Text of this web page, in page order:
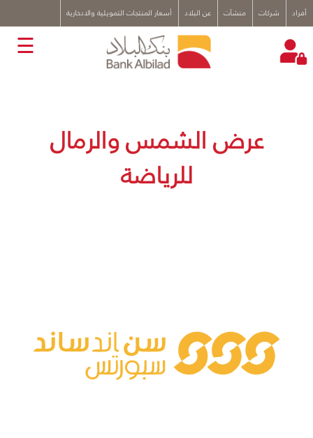
أفراد شركات منشآت عن البلاد أسعار المنتجات التمويلية والادخارية x☰
عرض الشمس والرمال
للرياضة